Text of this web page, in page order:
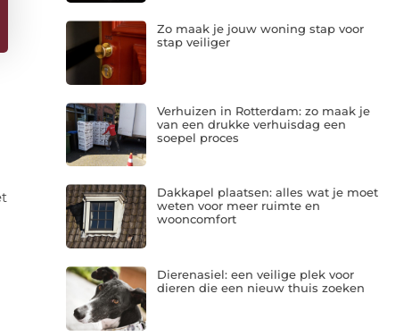
Zo maak je jouw woning stap voor
stap veiliger
Verhuizen in Rotterdam: zo maak je
van een drukke verhuisdag een
soepel proces
Dakkapel plaatsen: alles wat je moet
weten voor meer ruimte en
wooncomfort
Dierenasiel: een veilige plek voor
dieren die een nieuw thuis zoeken